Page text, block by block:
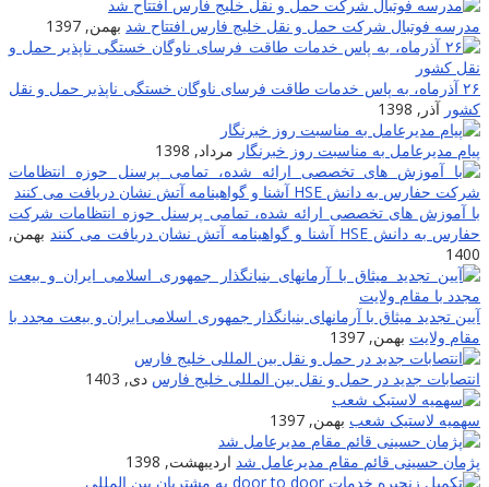
مدرسه فوتبال شرکت حمل و نقل خلیج فارس افتتاح شد بهمن, 1397
۲۶ آذرماه، به پاس خدمات طاقت فرسای ناوگان خستگی ناپذیر حمل و نقل
کشور آذر, 1398
پیام مدیرعامل به مناسبت روز خبرنگار مرداد, 1398
با آموزش های تخصصی ارائه شده، تمامی پرسنل حوزه انتظامات شرکت
حفارس به دانش HSE آشنا و گواهینامه آتش نشان دریافت می کنند
بهمن,
1400
آیین تجدید میثاق با آرمانهای بنیانگذار جمهوری اسلامی ایران و بیعت مجدد با
مقام ولایت بهمن, 1397
انتصابات جدید در حمل و نقل بین المللی خلیج فارس دی, 1403
سهمیه لاستیک شعب بهمن, 1397
پژمان حسینی قائم مقام مدیرعامل شد اردیبهشت, 1398